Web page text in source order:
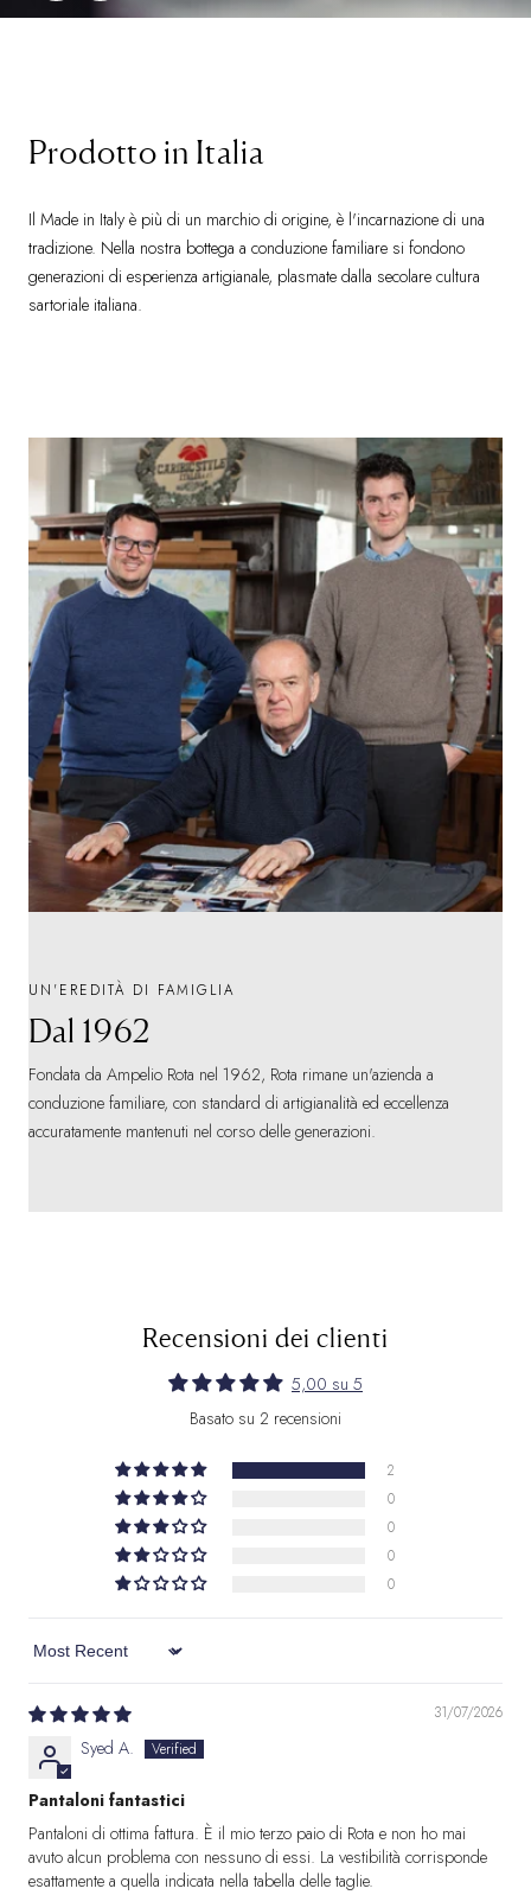
Prodotto in Italia
Il Made in Italy è più di un marchio di origine, è l'incarnazione di una
tradizione. Nella nostra bottega a conduzione familiare si fondono
generazioni di esperienza artigianale, plasmate dalla secolare cultura
sartoriale italiana.
UN'EREDITÀ DI FAMIGLIA
Dal 1962
Fondata da Ampelio Rota nel 1962, Rota rimane un'azienda a
conduzione familiare, con standard di artigianalità ed eccellenza
accuratamente mantenuti nel corso delle generazioni.
Recensioni dei clienti
5,00 su 5
Basato su 2 recensioni
2
0
0
0
0
Sort by
31/07/2026
Syed A.
Pantaloni fantastici
Pantaloni di ottima fattura. È il mio terzo paio di Rota e non ho mai
avuto alcun problema con nessuno di essi. La vestibilità corrisponde
esattamente a quella indicata nella tabella delle taglie.